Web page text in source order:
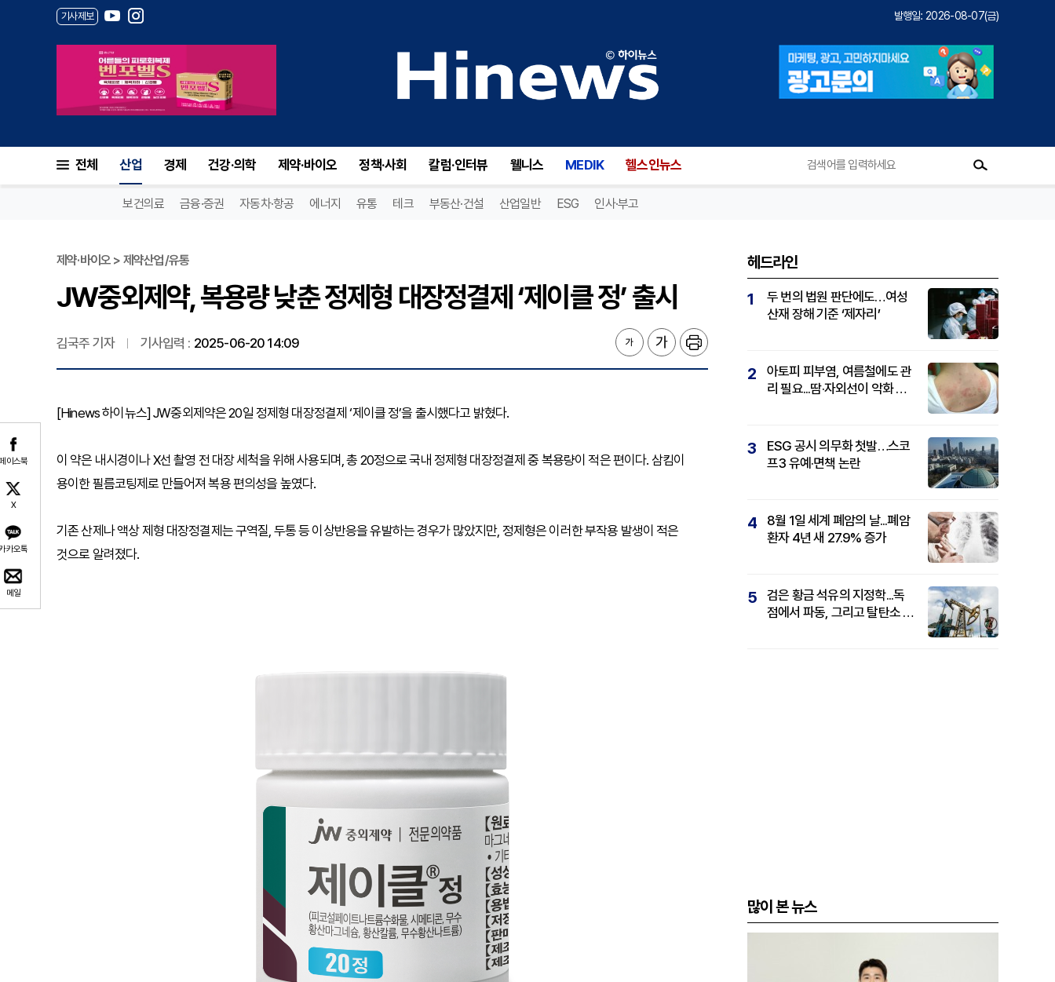
기사제보 발행일: 2026-08-07(금)
전체 산업 경제 건강·의학 제약·바이오 정책·사회 칼럼·인터뷰 웰니스 MEDIK 헬스인뉴스
보건의료 금융·증권 자동차·항공 에너지 유통 테크 부동산·건설 산업일반 ESG 인사·부고
이스북
X
카오톡
메일
제약·바이오 > 제약산업/유통
JW중외제약, 복용량 낮춘 정제형 대장정결제 ‘제이클 정’ 출시
김국주 기자 기사입력 : 2025-06-20 14:09
[Hinews 하이뉴스] JW중외제약은 20일 정제형 대장정결제 ‘제이클 정’을 출시했다고 밝혔다.
이 약은 내시경이나 X선 촬영 전 대장 세척을 위해 사용되며, 총 20정으로 국내 정제형 대장정결제 중 복용량이 적은 편이다. 삼킴이
용이한 필름코팅제로 만들어져 복용 편의성을 높였다.
기존 산제나 액상 제형 대장정결제는 구역질, 두통 등 이상반응을 유발하는 경우가 많았지만, 정제형은 이러한 부작용 발생이 적은
것으로 알려졌다.
헤드라인
1
두 번의 법원 판단에도…여성
산재 장해 기준 ‘제자리’
2
아토피 피부염, 여름철에도 관
리 필요...땀·자외선이 악화 요
3
ESG 공시 의무화 첫발…스코
프3 유예·면책 논란
4
8월 1일 세계 폐암의 날...폐암
환자 4년 새 27.9% 증가
5
검은 황금 석유의 지정학...독
점에서 파동, 그리고 탈탄소 패
많이 본 뉴스